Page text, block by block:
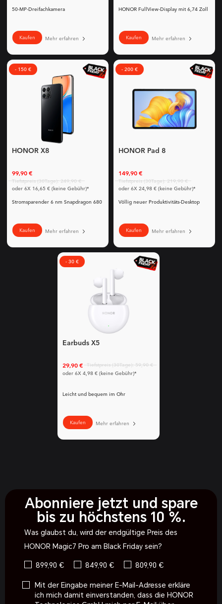
50-MP-Dreifachkamera
Kaufen Mehr erfahren
HONOR FullView-Display mit 6,74 Zoll
Kaufen Mehr erfahren
HONOR X8
99,90 €
Tiefstpreis (30Tage): 249,90 €
oder 6X 16,65 € (keine Gebühr)*
Stromsparender 6 nm Snapdragon 680
Kaufen Mehr erfahren
- 150 €
HONOR Pad 8
149,90 €
Tiefstpreis (30Tage): 219,90 €
oder 6X 24,98 € (keine Gebühr)*
Völlig neuer Produktivitäts-Desktop
Kaufen Mehr erfahren
- 200 €
Earbuds X5
29,90 € Tiefstpreis (30Tage): 59,90 €
oder 6X 4,98 € (keine Gebühr)*
Leicht und bequem im Ohr
Kaufen Mehr erfahren
- 30 €
Abonniere jetzt und spare
bis zu höchstens 10 %.
Was glaubst du, wird der endgültige Preis des
HONOR Magic7 Pro am Black Friday sein?
899,90 € 849,90 € 809,90 €
Mit der Eingabe meiner E-Mail-Adresse erkläre
ich mich damit einverstanden, dass die HONOR